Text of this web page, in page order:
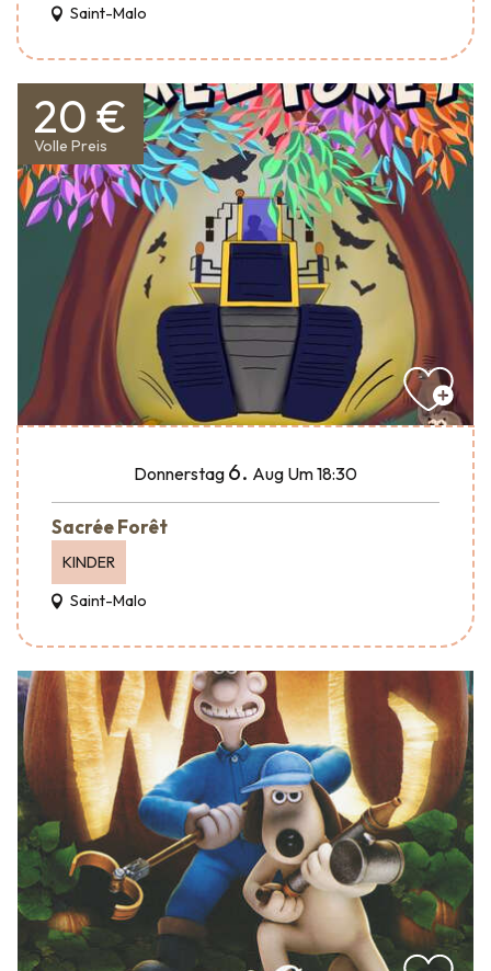
Saint-Malo
20 €
Volle Preis
Donnerstag 6. Aug Um 18:30
Sacrée Forêt
KINDER
Saint-Malo